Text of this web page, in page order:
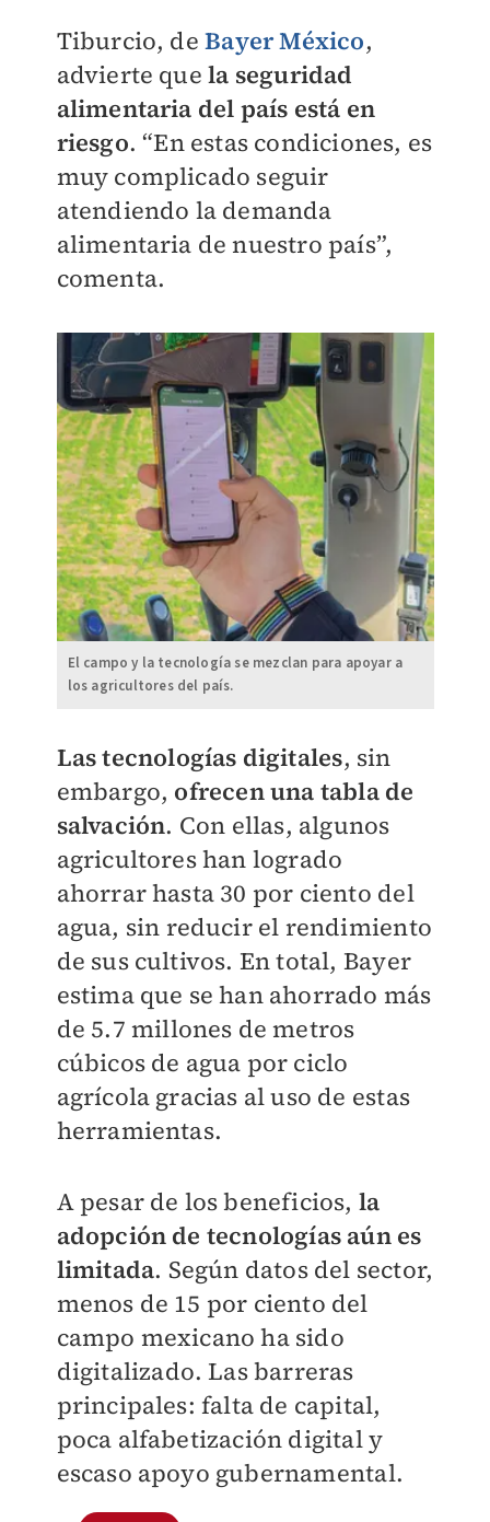
Tiburcio, deBayer México,
advierte quela seguridad
alimentaria del país está en
riesgo. “En estas condiciones, es
muy complicado seguir
atendiendo la demanda
alimentaria de nuestro país”,
comenta.
El campo y la tecnología se mezclan para apoyar a
los agricultores del país.
Las tecnologías digitales, sin
embargo, ofrecen una tabla de
salvación. Con ellas, algunos
agricultores han logrado
ahorrar hasta 30 por ciento del
agua, sin reducir el rendimiento
de sus cultivos. En total, Bayer
estima que se han ahorrado más
de 5.7 millones de metros
cúbicos de agua por ciclo
agrícola gracias al uso de estas
herramientas.
A pesar de los beneficios, la
adopción de tecnologías aún es
limitada. Según datos del sector,
menos de 15 por ciento del
campo mexicano ha sido
digitalizado. Las barreras
principales: falta de capital,
poca alfabetización digital y
escaso apoyo gubernamental.